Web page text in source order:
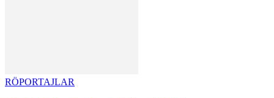
RÖPORTAJLAR